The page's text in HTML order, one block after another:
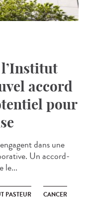
accord
pour
dans une
Un accord-
le...
PASTEUR CANCER